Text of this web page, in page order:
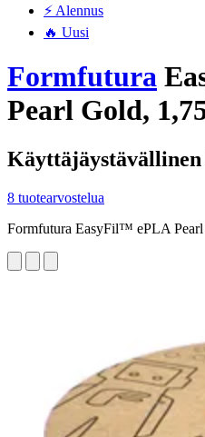
⚡ Alennus
🔥 Uusi
Formfutura
Pearl Gold,
8 tuotearvostelua
Formfutura EasyFil™ ePLA